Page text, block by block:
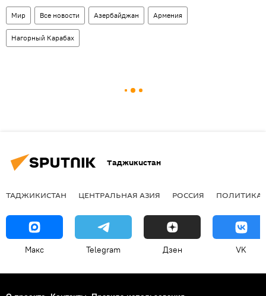
Мир Все новости Азербайджан Армения
Нагорный Карабах
Таджикистан
ТАДЖИКИСТАН ЦЕНТРАЛЬНАЯ АЗИЯ РОССИЯ ПОЛИТИКА
Макс Telegram Дзен VK